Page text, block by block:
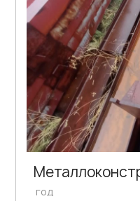
год